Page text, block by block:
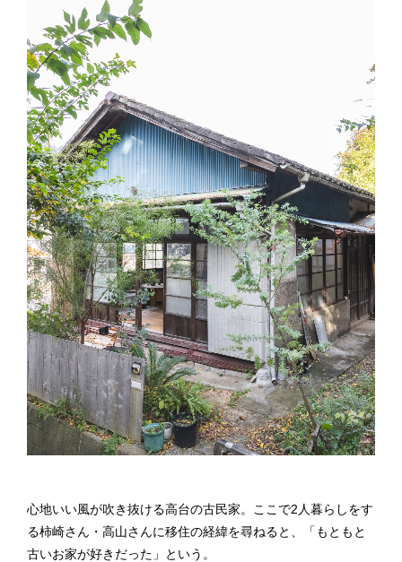
心地いい風が吹き抜ける高台の古民家。ここで2人暮らしをす
る柿崎さん・高山さんに移住の経緯を尋ねると、「もともと
古いお家が好きだった」という。